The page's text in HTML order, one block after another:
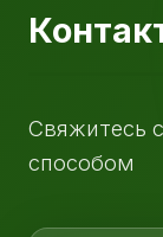
Свяжитесь
способом